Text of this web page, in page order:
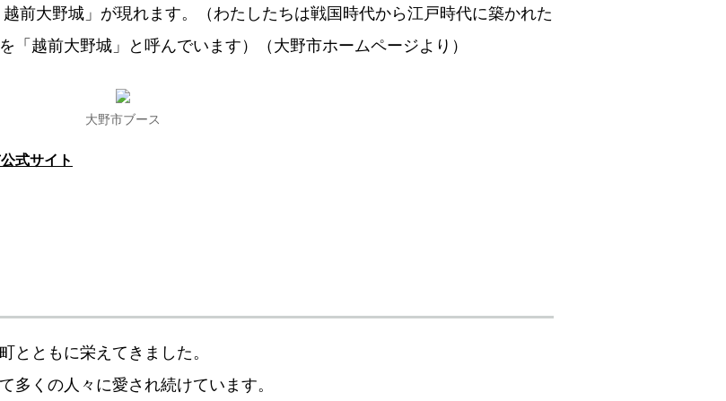
前大野城」が現れます。（わたしたちは戦国時代から江戸時代に築かれた
「越前大野城」と呼んでいます）（大野市ホームページより）
大野市ブース
式サイト
とともに栄えてきました。
多くの人々に愛され続けています。